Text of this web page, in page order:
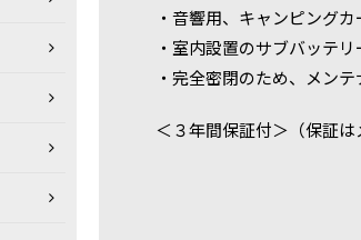
・音響用、キャンピングカ
・室内設置のサブバッテリ
・完全密閉のため、メン
＜３年間保証付＞（保証は